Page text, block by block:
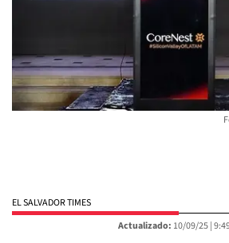
EL SALVADOR TIMES
Actualizado: 10/09/25 |